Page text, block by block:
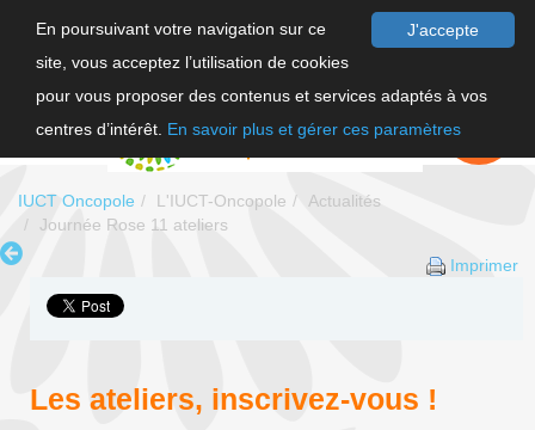
J'accepte
En poursuivant votre navigation sur ce
site, vous acceptez l’utilisation de cookies
pour vous proposer des contenus et services adaptés à vos
centres d’intérêt. En savoir plus et gérer ces paramètres
FAIRE UN
DON
IUCT Oncopole L'IUCT-Oncopole
Actualités
Journée Rose 11 ateliers
Imprimer
Les ateliers, inscrivez-vous !